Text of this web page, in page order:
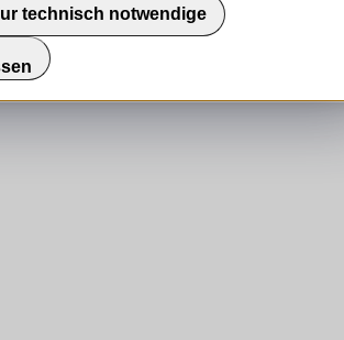
technisch notwendige